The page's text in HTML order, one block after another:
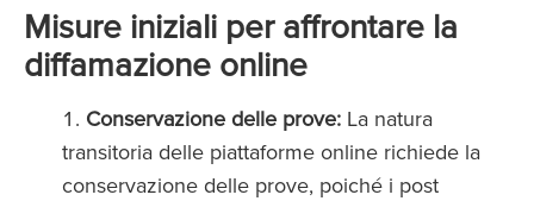
Misure iniziali per affrontare la
diffamazione online
Conservazione delle prove: La natura
transitoria delle piattaforme online richiede la
conservazione delle prove, poiché i post